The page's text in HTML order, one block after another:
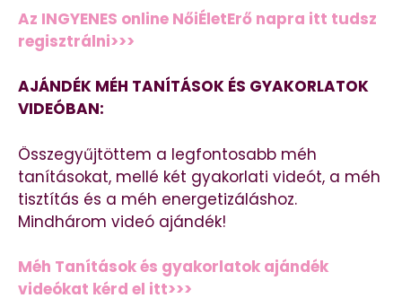
Az INGYENES online NőiÉletErő napra itt tudsz
regisztrálni>>>
AJÁNDÉK MÉH TANÍTÁSOK ÉS GYAKORLATOK
VIDEÓBAN:
Összegyűjtöttem a legfontosabb méh
tanításokat, mellé két gyakorlati videót, a méh
tisztítás és a méh energetizáláshoz.
Mindhárom videó ajándék!
Méh Tanítások és gyakorlatok ajándék
videókat kérd el itt>>>